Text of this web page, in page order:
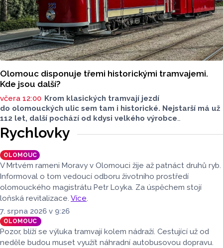
Olomouc disponuje třemi historickými tramvajemi.
Kde jsou další?
včera 12:00 Krom klasických tramvají jezdí
do olomouckých ulic sem tam i historické. Nejstarší má už
112 let, další pochází od kdysi velkého výrobce
tramvajových vozů. Třetím je vlečný vůz. Další, které kdysi
jezdily v krajském městě, jsou na jiných místech, třeba
v brněnském depozitáři.
Rychlovky
OLOMOUC
V Mrtvém rameni Moravy v Olomouci žije až patnáct druhů ryb.
Informoval o tom vedoucí odboru životního prostředí
olomouckého magistrátu Petr Loyka. Za úspěchem stojí
loňská revitalizace. Více.
7. srpna 2026 v 9:26
OLOMOUC
Pozor, blíží se výluka tramvají kolem nádraží. Cestující už od
neděle budou muset využít náhradní autobusovou dopravu.